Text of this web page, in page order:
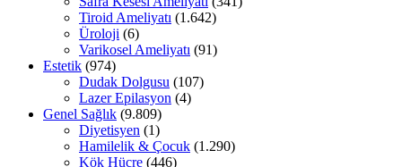
Tiroid Ameliyatı (1.642)
Üroloji (6)
Varikosel Ameliyatı (91)
Estetik (974)
Dudak Dolgusu (107)
Lazer Epilasyon (4)
Genel Sağlık (9.809)
Diyetisyen (1)
Hamilelik & Çocuk (1.290)
Kök Hücre (446)